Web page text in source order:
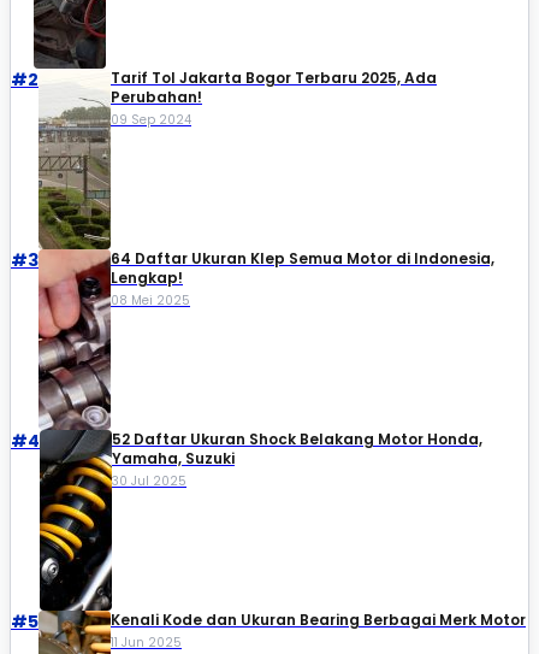
#2
Tarif Tol Jakarta Bogor Terbaru 2025, Ada
Perubahan!
09 Sep 2024
#3
64 Daftar Ukuran Klep Semua Motor di Indonesia,
Lengkap!
08 Mei 2025
#4
52 Daftar Ukuran Shock Belakang Motor Honda,
Yamaha, Suzuki​
30 Jul 2025
#5 Kenali Kode dan Ukuran Bearing Berbagai Merk Motor
11 Jun 2025